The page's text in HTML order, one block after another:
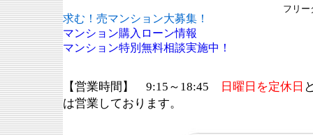
求む！売マンション大募集！
マンション購入ローン情報
マンション特別無料相談実施中！
フリー
【営業時間】 9:15～18:45 日曜日を定休日
は営業しております。